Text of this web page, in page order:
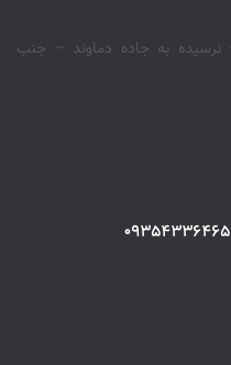
نرسیده به جاده دماوند – جنب